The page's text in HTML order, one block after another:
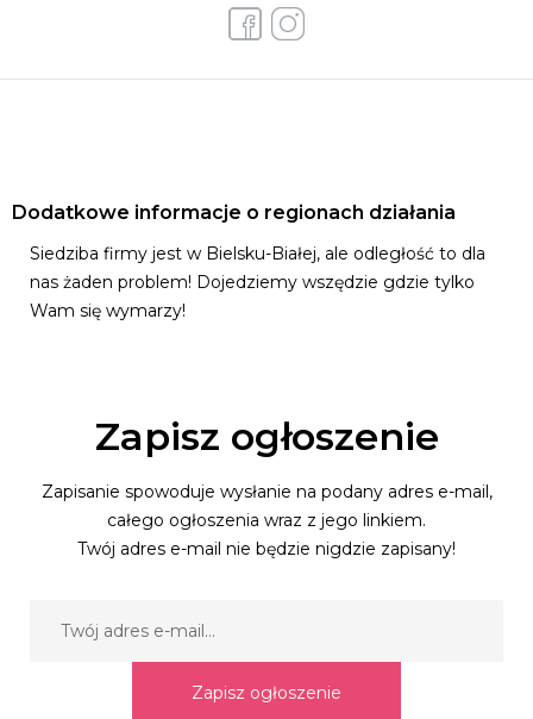
Dodatkowe informacje o regionach działania
Siedziba firmy jest w Bielsku-Białej, ale odległość to dla
nas żaden problem! Dojedziemy wszędzie gdzie tylko
Wam się wymarzy!
Zapisz ogłoszenie
Zapisanie spowoduje wysłanie na podany adres e-mail,
całego ogłoszenia wraz z jego linkiem.
Twój adres e-mail nie będzie nigdzie zapisany!
Zapisz ogłoszenie